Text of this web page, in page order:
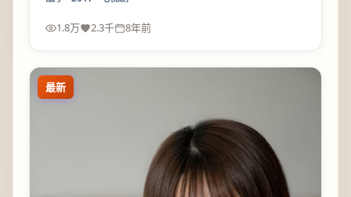
1.8万 2.3千 8年前
最新